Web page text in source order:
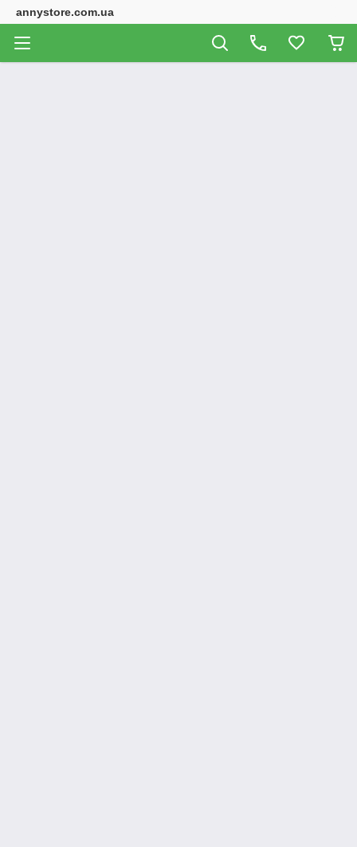
annystore.com.ua